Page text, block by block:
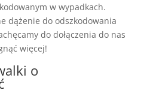
w wypadkach.
dążenie do odszkodowania
do dołączenia do nas
więcej!
o